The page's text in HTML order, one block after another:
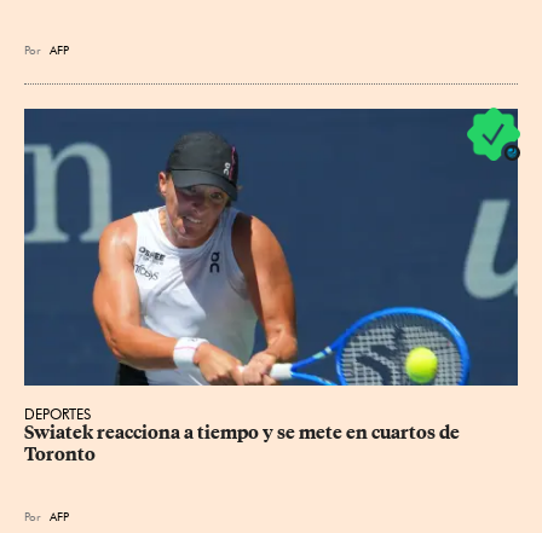
Por AFP
DEPORTES
Swiatek reacciona a tiempo y se mete en cuartos de
Toronto
Por AFP